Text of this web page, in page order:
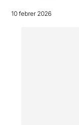
10 febrer 2026